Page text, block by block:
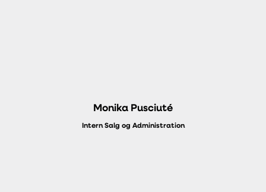
Monika Pusciuté
Intern Salg og Administration